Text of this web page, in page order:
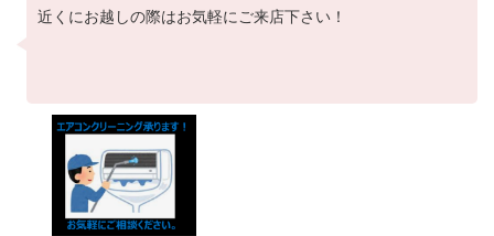
近くにお越しの際はお気軽にご来店下さい！